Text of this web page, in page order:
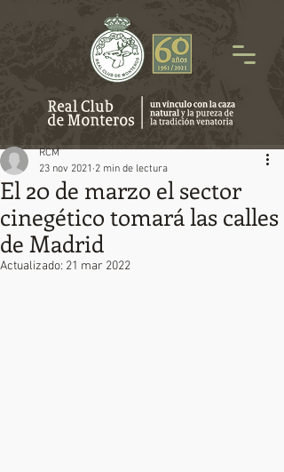
El 20 de marzo el sector
cinegético tomará las calles
de Madrid
RCM
23 nov 2021 2 min de lectura
Actualizado: 21 mar 2022